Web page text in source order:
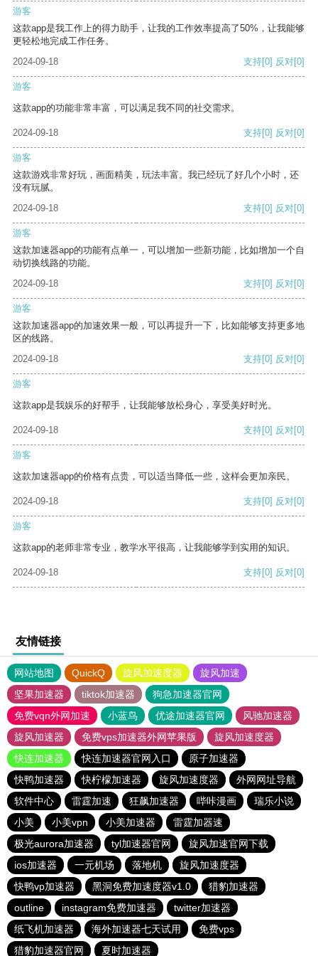
游客
这款app是我工作上的得力助手，让我的工作效率提高了50%，让我能够
更轻松地完成工作任务。
2024-09-18
支持[0] 反对[0]
游客
这款app的功能非常丰富，可以满足我不同的社交需求。
2024-09-18 支持[0] 反对[0]
游客
这款游戏非常好玩，画面精美，玩法丰富。我已经玩了好几个小时，还
没有玩腻。
2024-09-18
支持[0] 反对[0]
游客
这款加速器app的功能有点单一，可以增加一些新功能，比如增加一个自
动切换线路的功能。
2024-09-18
支持[0] 反对[0]
游客
这款加速器app的加速效果一般，可以再提升一下，比如能够支持更多地
区的线路。
2024-09-18
支持[0] 反对[0]
游客
这款app是我娱乐的好帮手，让我能够放松身心，享受美好时光。
2024-09-18 支持[0] 反对[0]
游客
这款加速器app的价格有点贵，可以适当降低一些，这样会更加亲民。
2024-09-18 支持[0] 反对[0]
游客
这款app的老师非常专业，教学水平很高，让我能够学到实用的知识。
2024-09-18 支持[0] 反对[0]
友情链接
网站地图 QuickQ 旋风加速度器
旋风加速
坚果加速器
tiktok加速器
狗急加速器官网
免费vqn外网加速
小蓝鸟 优途加速器官网
风驰加速器
旋风加速器
免费vps加速器外网苹果版
旋风加速度器
快连加速器
快连加速器官网入口
原子加速器
快鸭加速器
快柠檬加速器 旋风加速度器
外网网址导航
软件中心
雷霆加速 狂飙加速器 哔咔漫画
瑞乐小说
小美
小美vpn 小美加速器
雷霆加器速
极光aurora加速器
tyl加速器官网
旋风加速官网下载
ios加速器
一元机场 落地机
旋风加速度器
快鸭vp加速器
黑洞免费加速度器v1.0
猎豹加速器
outline
instagram免费加速器
twitter加速器
纸飞机加速器
海外加速器七天试用
免费vps
猎豹加速器官网
夏时加速器